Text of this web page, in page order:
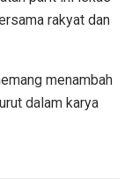
rakyat dan
menambah
dalam karya